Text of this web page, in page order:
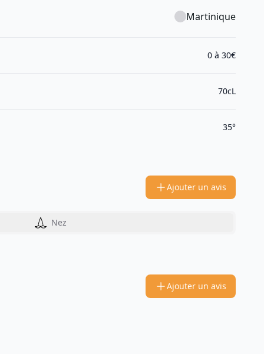
Martinique
0 à 30€
70cL
35°
Ajouter un avis
Nez
Ajouter un avis